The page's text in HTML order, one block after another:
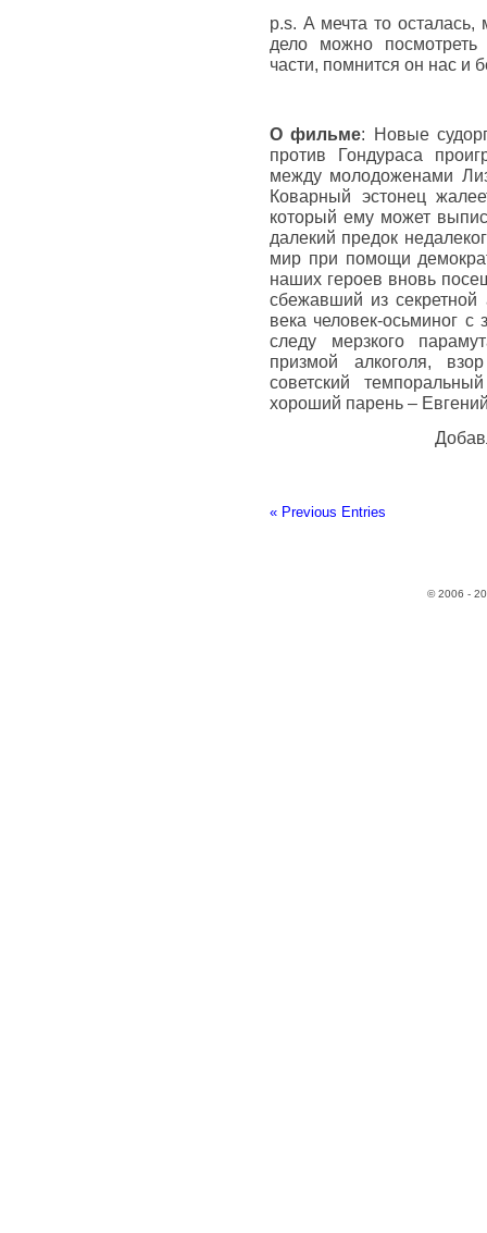
p.s. А мечта то осталась,
дело можно
части, помнится он нас и
О фильме: Новые
против Гондураса
между молодоженами
Коварный эстонец
который ему может
далекий предок
мир при помощи
наших героев вновь
сбежавший из секретной
века человек-осьминог
следу мерзкого
призмой алкоголя,
советский
хороший парень –
« Previous Entries
© 2006 -